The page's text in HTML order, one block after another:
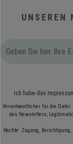
UNSEREN
Ich habe das
Verantwortlicher für die Datei:
des Newsletters;
Rechte: Zugang,